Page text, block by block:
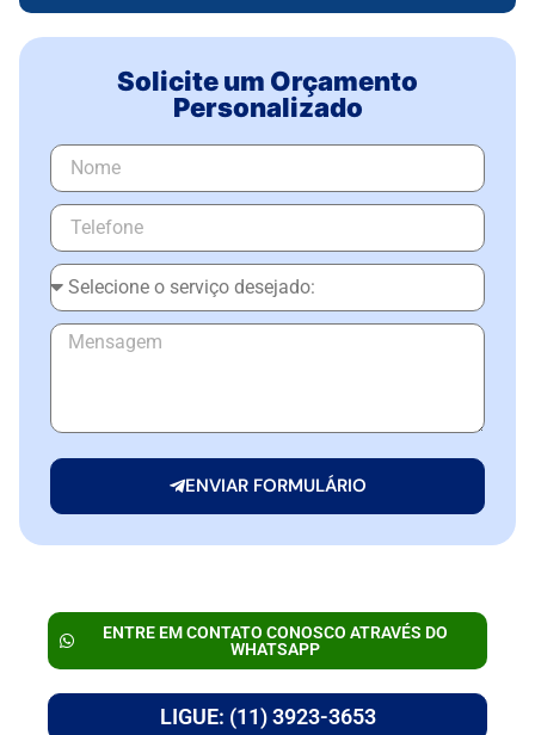
Solicite um Orçamento
Personalizado
ENVIAR FORMULÁRIO
ENTRE EM CONTATO CONOSCO ATRAVÉS DO
WHATSAPP
LIGUE: (11) 3923-3653